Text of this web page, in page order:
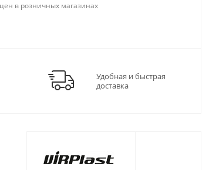
в розничных магазинах
Удобная и быстрая
доставка